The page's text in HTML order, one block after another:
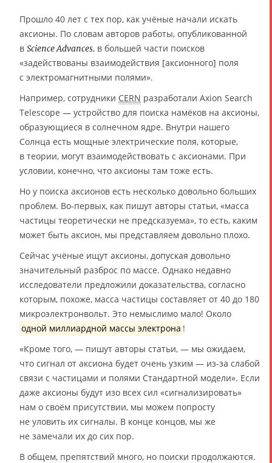
Прошло 40 лет с тех пор, как учёные начали искать
аксионы. По словам авторов работы, опубликованной
в Science Advances, в большей части поисков
«задействованы взаимодействия [аксионного] поля
с электромагнитными полями».
Например, сотрудники CERN разработали Axion Search
Telescope — устройство для поиска намёков на аксионы,
образующиеся в солнечном ядре. Внутри нашего
Солнца есть мощные электрические поля, которые,
в теории, могут взаимодействовать с аксионами. При
условии, конечно, что аксионы там тоже есть.
Но у поиска аксионов есть несколько довольно больших
проблем. Во-первых, как пишут авторы статьи, «масса
частицы теоретически не предсказуема», то есть, каким
может быть аксион, мы представляем довольно плохо.
Сейчас учёные ищут аксионы, допуская довольно
значительный разброс по массе. Однако недавно
исследователи предложили доказательства, согласно
которым, похоже, масса частицы составляет от 40 до 180
микроэлектронвольт. Это немыслимо мало! Около
одной миллиардной массы электрона !
«Кроме того, — пишут авторы статьи, — мы ожидаем,
что сигнал от аксиона будет очень узким — из-за слабой
связи с частицами и полями Стандартной модели». Если
даже аксионы будут изо всех сил «сигнализировать»
нам о своём присутствии, мы можем попросту
не уловить их сигналы. В конце концов, мы же
не замечали их до сих пор.
В общем, препятствий много, но поиски продолжаются.